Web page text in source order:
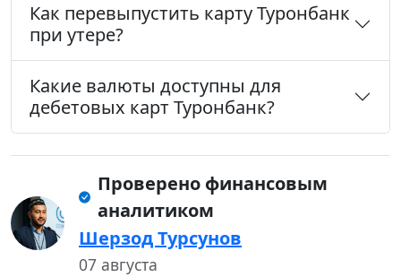
Как перевыпустить карту Туронбанк
при утере?
Какие валюты доступны для
дебетовых карт Туронбанк?
Проверено финансовым
аналитиком
Шерзод Турсунов
07 августа